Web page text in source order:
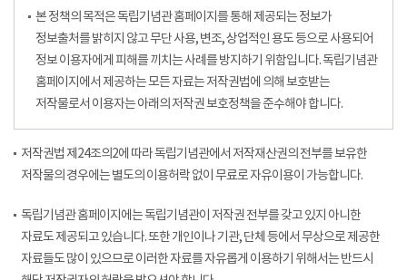
본 정책의 목적은 독립기념관 홈페이지를 통해 제공되는 정보가
정보출처를 밝히지 않고 무단 사용, 변조, 상업적인 용도 등으로 사용되어
정보 이용자에게 피해를 끼치는 사례를 방지하기 위함입니다. 독립기념관
홈페이지에서 제공하는 모든 자료는 저작권법에 의해 보호받는
저작물로서 이용자는 아래의 저작권 보호정책을 준수해야 합니다.
저작권법 제24조의2에 따라 독립기념관에서 저작재산권의 전부를 보유한
저작물의 경우에는 별도의 이용허락 없이 무료로 자유이용이 가능합니다.
독립기념관 홈페이지에는 독립기념관이 저작권 전부를 갖고 있지 아니한
자료도 제공되고 있습니다. 또한 개인이나 기관, 단체 등에서 무상으로 제공한
자료들도 많이 있으므로 이러한 자료를 자유롭게 이용하기 위해서는 반드시